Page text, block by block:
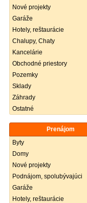
Nové projekty
Garáže
Hotely, reštaurácie
Chalupy, Chaty
Kancelárie
Obchodné priestory
Pozemky
Sklady
Záhrady
Ostatné
Prenájom
Byty
Domy
Nové projekty
Podnájom, spolubývajúci
Garáže
Hotely, reštaurácie